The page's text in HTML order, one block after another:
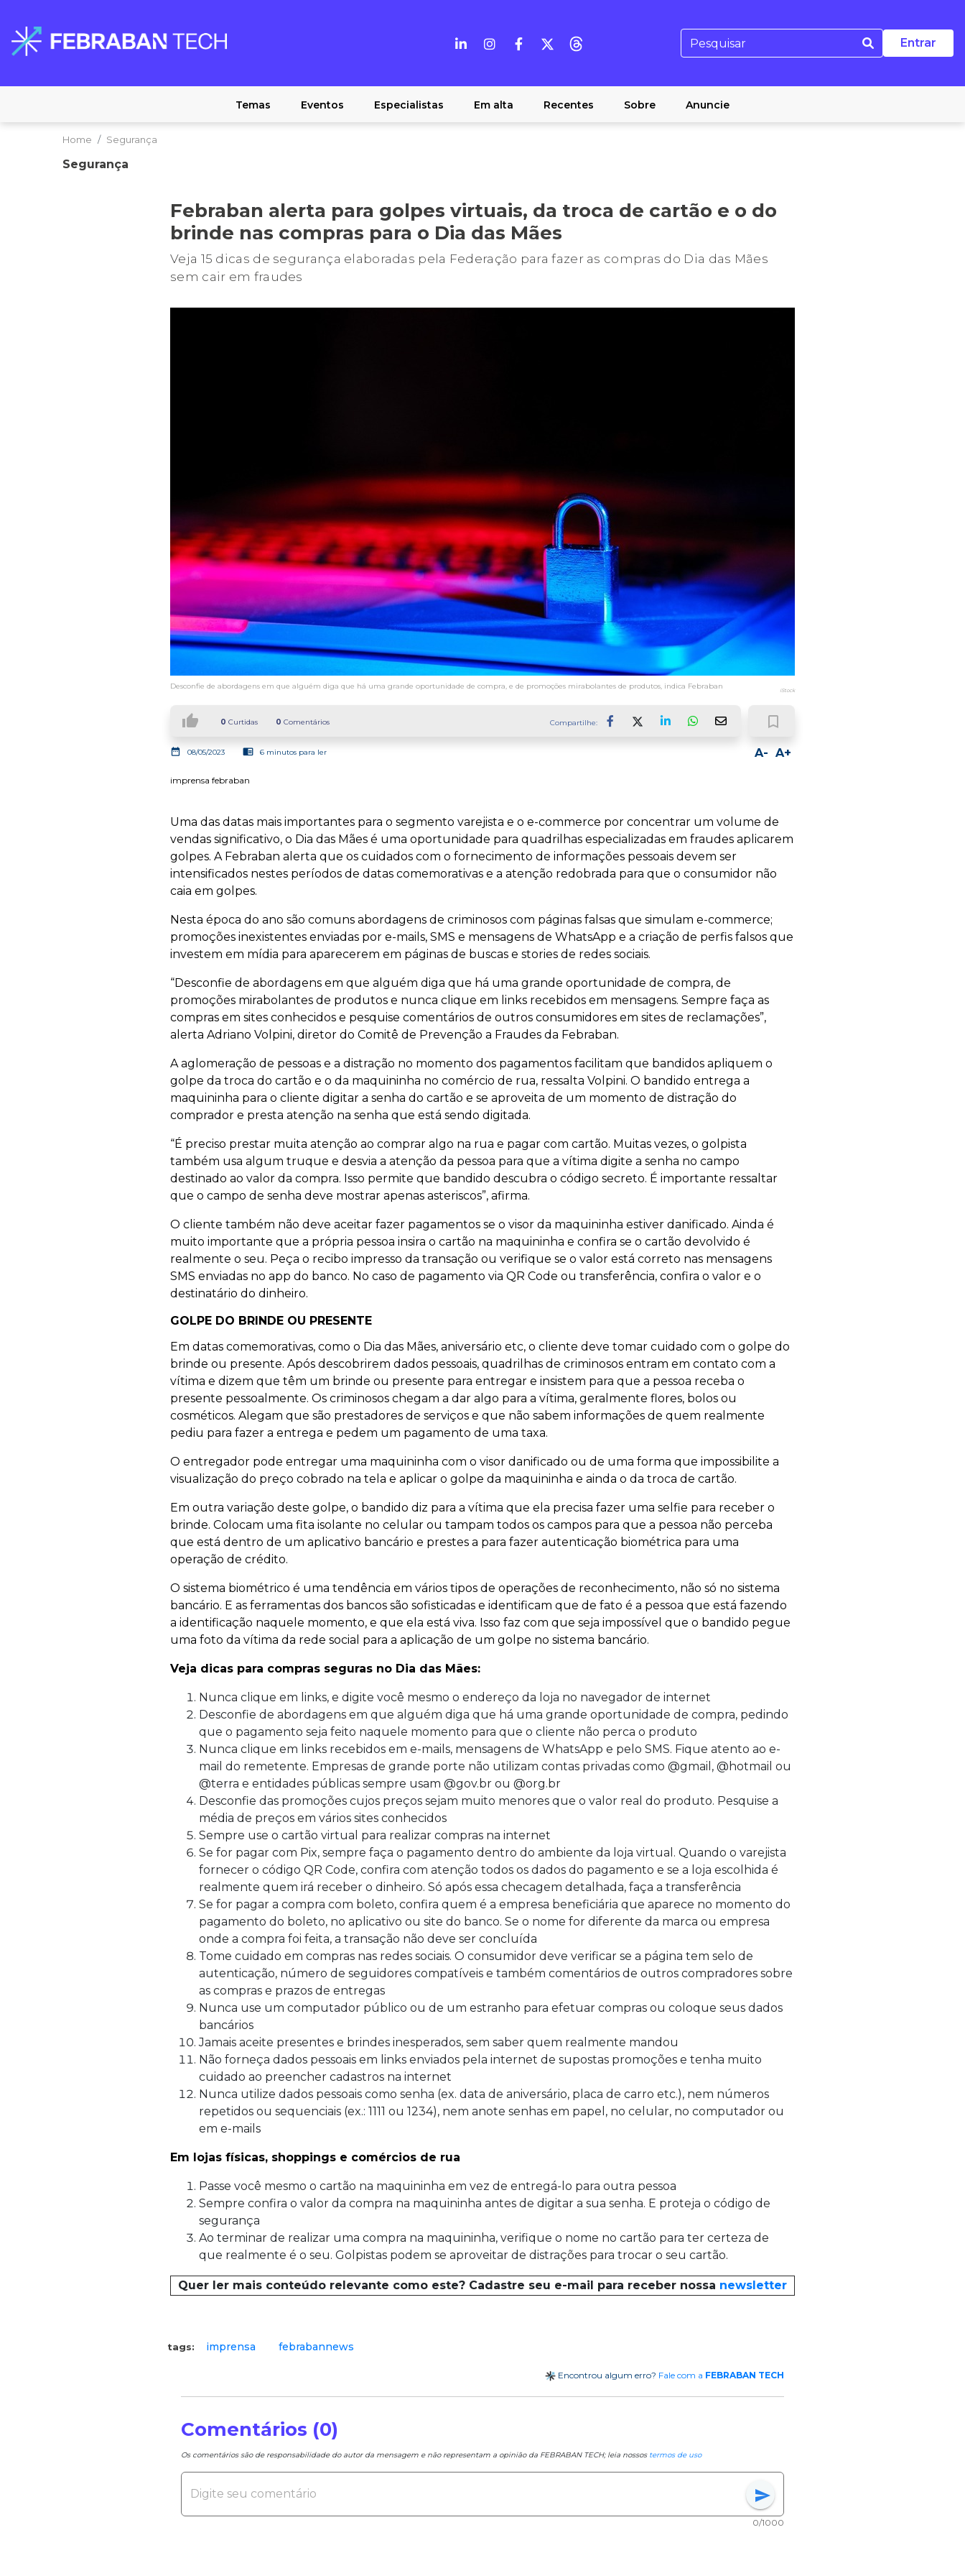
Entrar
Temas Eventos Especialistas Em alta Recentes Sobre Anuncie
Home Segurança
Segurança
Febraban alerta para golpes virtuais, da troca de cartão e o do
brinde nas compras para o Dia das Mães
Veja 15 dicas de segurança elaboradas pela Federação para fazer as compras do Dia das Mães
sem cair em fraudes
Desconfie de abordagens em que alguém diga que há uma grande oportunidade de compra, e de promoções mirabolantes de produtos, indica Febraban iStock
thumb_up 0 Curtidas 0 Comentários Compartilhe: bookmark_border
date_range 08/05/2023 chrome_reader_mode 6 minutos para ler A+
A-
imprensa febraban
Uma das datas mais importantes para o segmento varejista e o e-commerce por concentrar um volume de
vendas significativo, o Dia das Mães é uma oportunidade para quadrilhas especializadas em fraudes aplicarem
golpes. A Febraban alerta que os cuidados com o fornecimento de informações pessoais devem ser
intensificados nestes períodos de datas comemorativas e a atenção redobrada para que o consumidor não
caia em golpes.
Nesta época do ano são comuns abordagens de criminosos com páginas falsas que simulam e-commerce;
promoções inexistentes enviadas por e-mails, SMS e mensagens de WhatsApp e a criação de perfis falsos que
investem em mídia para aparecerem em páginas de buscas e stories de redes sociais.
“Desconfie de abordagens em que alguém diga que há uma grande oportunidade de compra, de
promoções mirabolantes de produtos e nunca clique em links recebidos em mensagens. Sempre faça as
compras em sites conhecidos e pesquise comentários de outros consumidores em sites de reclamações”,
alerta Adriano Volpini, diretor do Comitê de Prevenção a Fraudes da Febraban.
A aglomeração de pessoas e a distração no momento dos pagamentos facilitam que bandidos apliquem o
golpe da troca do cartão e o da maquininha no comércio de rua, ressalta Volpini. O bandido entrega a
maquininha para o cliente digitar a senha do cartão e se aproveita de um momento de distração do
comprador e presta atenção na senha que está sendo digitada.
“É preciso prestar muita atenção ao comprar algo na rua e pagar com cartão. Muitas vezes, o golpista
também usa algum truque e desvia a atenção da pessoa para que a vítima digite a senha no campo
destinado ao valor da compra. Isso permite que bandido descubra o código secreto. É importante ressaltar
que o campo de senha deve mostrar apenas asteriscos”, afirma.
O cliente também não deve aceitar fazer pagamentos se o visor da maquininha estiver danificado. Ainda é
muito importante que a própria pessoa insira o cartão na maquininha e confira se o cartão devolvido é
realmente o seu. Peça o recibo impresso da transação ou verifique se o valor está correto nas mensagens
SMS enviadas no app do banco. No caso de pagamento via QR Code ou transferência, confira o valor e o
destinatário do dinheiro.
GOLPE DO BRINDE OU PRESENTE
Em datas comemorativas, como o Dia das Mães, aniversário etc, o cliente deve tomar cuidado com o golpe do
brinde ou presente. Após descobrirem dados pessoais, quadrilhas de criminosos entram em contato com a
vítima e dizem que têm um brinde ou presente para entregar e insistem para que a pessoa receba o
presente pessoalmente. Os criminosos chegam a dar algo para a vítima, geralmente flores, bolos ou
cosméticos. Alegam que são prestadores de serviços e que não sabem informações de quem realmente
pediu para fazer a entrega e pedem um pagamento de uma taxa.
O entregador pode entregar uma maquininha com o visor danificado ou de uma forma que impossibilite a
visualização do preço cobrado na tela e aplicar o golpe da maquininha e ainda o da troca de cartão.
Em outra variação deste golpe, o bandido diz para a vítima que ela precisa fazer uma selfie para receber o
brinde. Colocam uma fita isolante no celular ou tampam todos os campos para que a pessoa não perceba
que está dentro de um aplicativo bancário e prestes a para fazer autenticação biométrica para uma
operação de crédito.
O sistema biométrico é uma tendência em vários tipos de operações de reconhecimento, não só no sistema
bancário. E as ferramentas dos bancos são sofisticadas e identificam que de fato é a pessoa que está fazendo
a identificação naquele momento, e que ela está viva. Isso faz com que seja impossível que o bandido pegue
uma foto da vítima da rede social para a aplicação de um golpe no sistema bancário.
Veja dicas para compras seguras no Dia das Mães:
Nunca clique em links, e digite você mesmo o endereço da loja no navegador de internet
Desconfie de abordagens em que alguém diga que há uma grande oportunidade de compra, pedindo
que o pagamento seja feito naquele momento para que o cliente não perca o produto
Nunca clique em links recebidos em e-mails, mensagens de WhatsApp e pelo SMS. Fique atento ao e-
mail do remetente. Empresas de grande porte não utilizam contas privadas como @gmail, @hotmail ou
@terra e entidades públicas sempre usam @gov.br ou @org.br
Desconfie das promoções cujos preços sejam muito menores que o valor real do produto. Pesquise a
média de preços em vários sites conhecidos
Sempre use o cartão virtual para realizar compras na internet
Se for pagar com Pix, sempre faça o pagamento dentro do ambiente da loja virtual. Quando o varejista
fornecer o código QR Code, confira com atenção todos os dados do pagamento e se a loja escolhida é
realmente quem irá receber o dinheiro. Só após essa checagem detalhada, faça a transferência
Se for pagar a compra com boleto, confira quem é a empresa beneficiária que aparece no momento do
pagamento do boleto, no aplicativo ou site do banco. Se o nome for diferente da marca ou empresa
onde a compra foi feita, a transação não deve ser concluída
Tome cuidado em compras nas redes sociais. O consumidor deve verificar se a página tem selo de
autenticação, número de seguidores compatíveis e também comentários de outros compradores sobre
as compras e prazos de entregas
Nunca use um computador público ou de um estranho para efetuar compras ou coloque seus dados
bancários
Jamais aceite presentes e brindes inesperados, sem saber quem realmente mandou
Não forneça dados pessoais em links enviados pela internet de supostas promoções e tenha muito
cuidado ao preencher cadastros na internet
Nunca utilize dados pessoais como senha (ex. data de aniversário, placa de carro etc.), nem números
repetidos ou sequenciais (ex.: 1111 ou 1234), nem anote senhas em papel, no celular, no computador ou
em e-mails
Em lojas físicas, shoppings e comércios de rua
Passe você mesmo o cartão na maquininha em vez de entregá-lo para outra pessoa
Sempre confira o valor da compra na maquininha antes de digitar a sua senha. E proteja o código de
segurança
Ao terminar de realizar uma compra na maquininha, verifique o nome no cartão para ter certeza de
que realmente é o seu. Golpistas podem se aproveitar de distrações para trocar o seu cartão.
Quer ler mais conteúdo relevante como este? Cadastre seu e-mail para receber nossa newsletter
tags: imprensa febrabannews
Encontrou algum erro? Fale com a FEBRABAN TECH
Comentários (0)
Os comentários são de responsabilidade do autor da mensagem e não representam a opinião da FEBRABAN TECH; leia nossos termos de uso
send
0/1000